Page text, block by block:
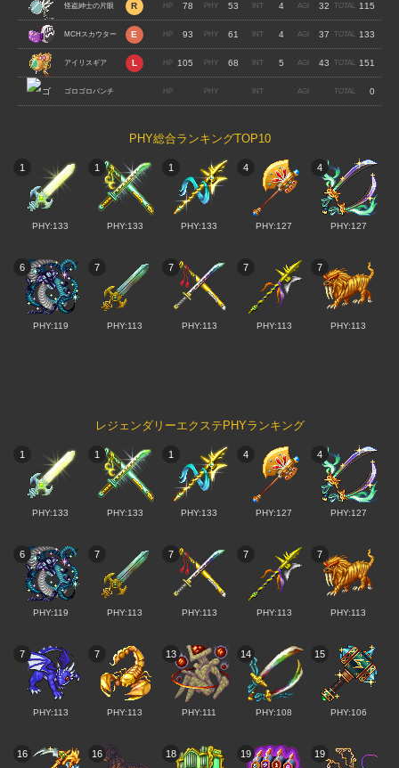
ル
怪盗紳士の片眼
鏡
78 53 4 32 115
MCHスカウター 93 61 4 37 133
アイリスギア 105 68 5 43 151
ゴロゴロパンチ 0
PHY総合ランキングTOP10
1
PHY:133
1
PHY:133
1
PHY:133
4
PHY:127
4
PHY:127
6
PHY:119
7
PHY:113
7
PHY:113
7
PHY:113
7
PHY:113
レジェンダリーエクステPHYランキング
1
PHY:133
1
PHY:133
1
PHY:133
4
PHY:127
4
PHY:127
6
PHY:119
7
PHY:113
7
PHY:113
7
PHY:113
7
PHY:113
7
PHY:113
7
PHY:113
13
PHY:111
14
PHY:108
15
PHY:106
16 16 18 19 19